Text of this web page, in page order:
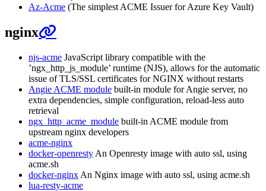
Az-Acme (The simplest ACME Issuer for Azure Key Vault)
nginx
njs-acme JavaScript library compatible with the
’ngx_http_js_module’ runtime (NJS), allows for the automatic
issue of TLS/SSL certificates for NGINX without restarts
Angie ACME module built-in module for Angie server, no
extra dependencies, simple configuration, reload-less auto
retrieval
ngx_http_acme_module built-in ACME module from
upstream nginx developers
acme-nginx
docker-openresty An Openresty image with auto ssl, using
acme.sh
docker-nginx An Nginx image with auto ssl, using acme.sh
lua-resty-acme